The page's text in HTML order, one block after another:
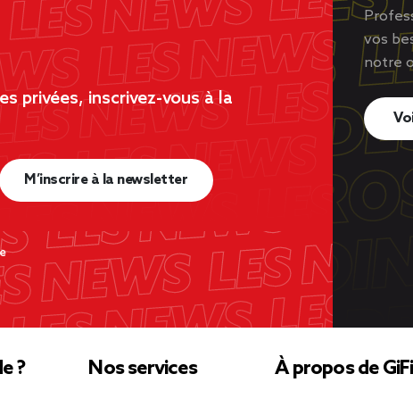
privées, inscrivez-vous à la
M’inscrire à la newsletter
vos
notre
? Nos services À propos de GiFi